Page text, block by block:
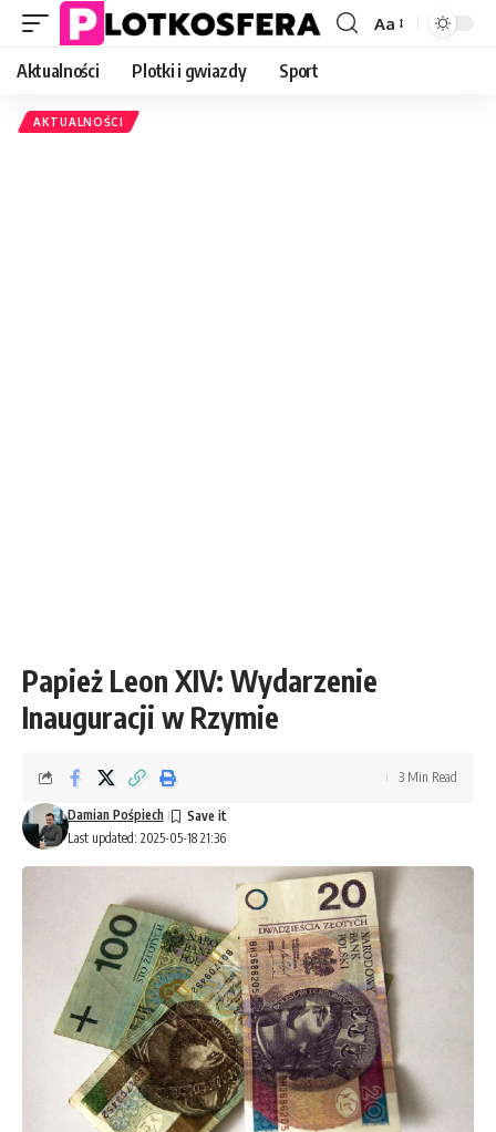
Font
Aa
Aktualności Plotki i gwiazdy Sport
AKTUALNOŚCI
Papież Leon XIV: Wydarzenie
Inauguracji w Rzymie
Last updated: 2025-05-18 21:36
Damian Pośpiech
3 Min Read